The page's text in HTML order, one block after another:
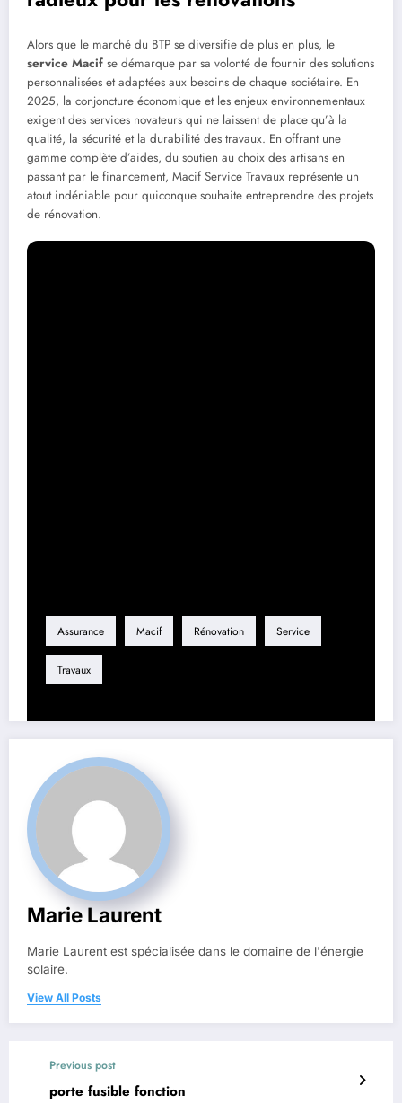
Alors que le marché du BTP se diversifie de plus en plus, le
service Macif se démarque par sa volonté de fournir des solutions
personnalisées et adaptées aux besoins de chaque sociétaire. En
2025, la conjoncture économique et les enjeux environnementaux
exigent des services novateurs qui ne laissent de place qu’à la
qualité, la sécurité et la durabilité des travaux. En offrant une
gamme complète d’aides, du soutien au choix des artisans en
passant par le financement, Macif Service Travaux représente un
atout indéniable pour quiconque souhaite entreprendre des projets
de rénovation.
Assurance Macif Rénovation Service
Travaux
Marie Laurent
Marie Laurent est spécialisée dans le domaine de l'énergie
solaire.
View All Posts
Previous post
porte fusible fonction